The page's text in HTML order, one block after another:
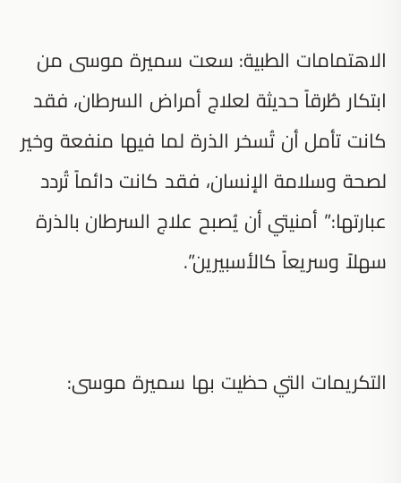
الاهتمامات الطبية: سعت سميرة موسى من
ابتكار طُرقاً حديثة لعلاج أمراض السرطان، فقد
كانت تأمل أن تُسخر الذرة لما فيها منفعة وخير
لصحة وسلامة الإنسان، فقد كانت دائماً تُردد
عبارتها:” أمنيتي أن يُصبح علاج السرطان بالذرة
سهلاً وسريعاً كالأسبيرين”.
التكريمات التي حظيت بها سميرة موسى: